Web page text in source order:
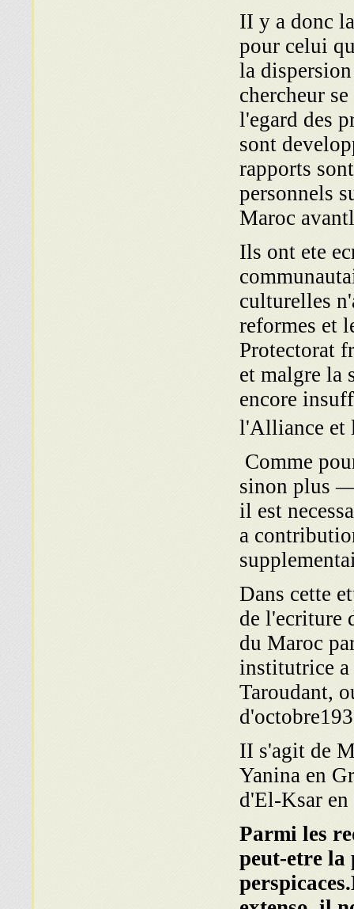
II y a donc
pour celui
la
chercheur
l'egard des
sont
rapports
personnels
Maroc
Ils ont ete
culturelles
reformes et
Protectorat
et malgre la
encore
l'Alliance et
Comme
sinon plus
il est
a
Dans cette
de l'ecriture
du Maroc
institutrice a
Taroudant,
II s'agit de
Yanina en
d'El-Ksar en
Parmi les
peut-etre la